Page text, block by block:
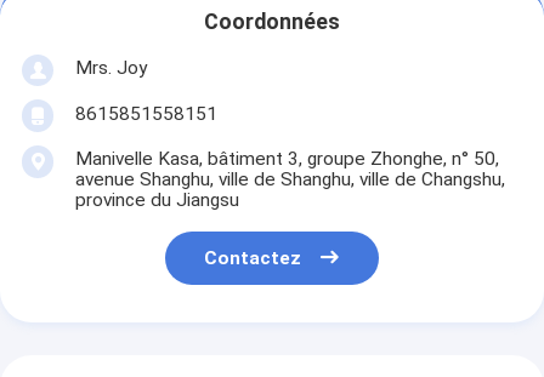
Coordonnées
Mrs. Joy
8615851558151
Manivelle Kasa, bâtiment 3, groupe Zhonghe, n° 50,
avenue Shanghu, ville de Shanghu, ville de Changshu,
province du Jiangsu
Contactez